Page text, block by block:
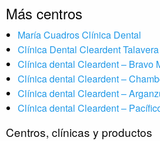
Más centros
María Cuadros Clínica Dental
Clínica Dental Cleardent
Clínica dental Cleardent – Bravo
Clínica dental Cleardent –
Clínica dental Cleardent –
Clínica dental Cleardent –
Centros, clínicas y productos